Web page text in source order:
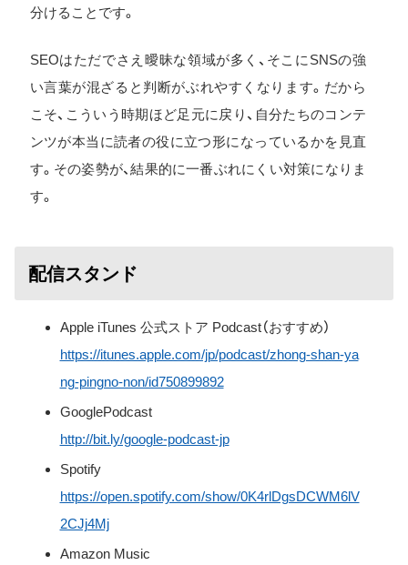
分けることです。
SEOはただでさえ曖昧な領域が多く、そこにSNSの強
い言葉が混ざると判断がぶれやすくなります。だから
こそ、こういう時期ほど足元に戻り、自分たちのコンテ
ンツが本当に読者の役に立つ形になっているかを見直
す。その姿勢が、結果的に一番ぶれにくい対策になりま
す。
配信スタンド
Apple iTunes 公式ストア Podcast（おすすめ）
https://itunes.apple.com/jp/podcast/zhong-shan-ya
ng-pingno-non/id750899892
GooglePodcast
http://bit.ly/google-podcast-jp
Spotify
https://open.spotify.com/show/0K4rlDgsDCWM6lV
2CJj4Mj
Amazon Music